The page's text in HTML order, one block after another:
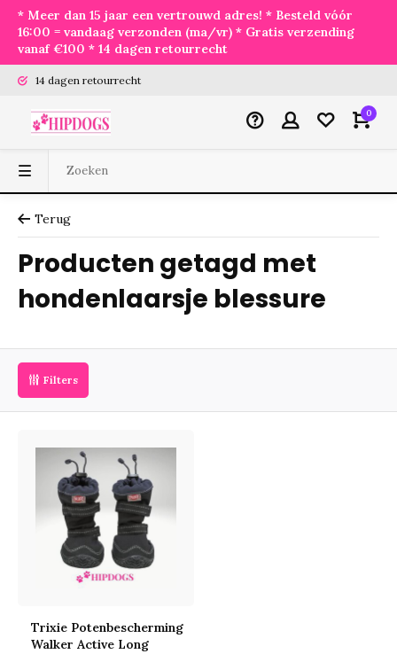
* Meer dan 15 jaar een vertrouwd adres! * Besteld vóór
16:00 = vandaag verzonden (ma/vr) * Gratis verzending
vanaf €100 * 14 dagen retourrecht
14 dagen retourrecht
0
Terug
Producten getagd met
hondenlaarsje blessure
Filters
Trixie Potenbescherming
Walker Active Long